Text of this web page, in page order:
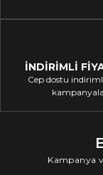
İNDİRİMLİ
Cep dostu
Kampanya